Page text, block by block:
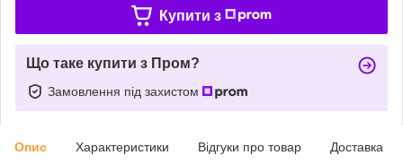
Купити з
Що таке купити з Пром?
Замовлення під захистом
Опис Характеристики Відгуки про товар Доставка